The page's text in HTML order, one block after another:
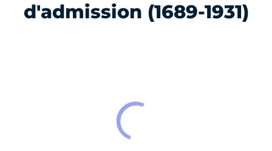
d'admission (1689-1931)